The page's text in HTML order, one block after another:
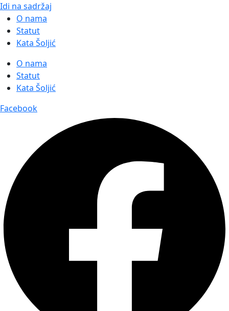
Idi na sadržaj
O nama
Statut
Kata Šoljić
O nama
Statut
Kata Šoljić
Facebook